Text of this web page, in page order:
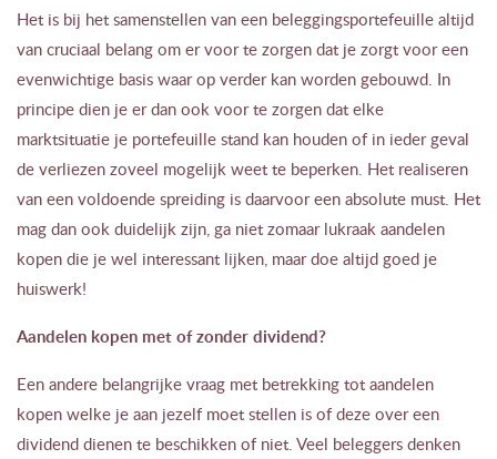
Het is bij het samenstellen van een beleggingsportefeuille altijd
van cruciaal belang om er voor te zorgen dat je zorgt voor een
evenwichtige basis waar op verder kan worden gebouwd. In
principe dien je er dan ook voor te zorgen dat elke
marktsituatie je portefeuille stand kan houden of in ieder geval
de verliezen zoveel mogelijk weet te beperken. Het realiseren
van een voldoende spreiding is daarvoor een absolute must. Het
mag dan ook duidelijk zijn, ga niet zomaar lukraak aandelen
kopen die je wel interessant lijken, maar doe altijd goed je
huiswerk!
Aandelen kopen met of zonder dividend?
Een andere belangrijke vraag met betrekking tot aandelen
kopen welke je aan jezelf moet stellen is of deze over een
dividend dienen te beschikken of niet. Veel beleggers denken